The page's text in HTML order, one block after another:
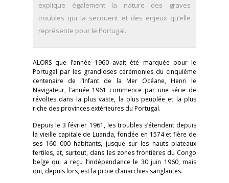
explique également la nature des graves
troubles qui la secouent et des enjeux qu’elle
représente pour le Portugal.
ALORS que l’année 1960 avait été marquée pour le
Portugal par les grandioses cérémonies du cinquième
centenaire de l’Infant de la Mer Océane, Henri le
Navigateur, l’année 1961 commence par une série de
révoltes dans la plus vaste, la plus peuplée et la plus
riche des provinces extérieures du Portugal.
Depuis le 3 février 1961, les troubles s’étendent depuis
la vieille capitale de Luanda, fondée en 1574 et fière de
ses 160 000 habitants, jusque sur les hauts plateaux
fertiles, et, surtout, dans les zones frontières du Congo
belge qui a reçu l’indépendance le 30 juin 1960, mais
qui, depuis lors, est la proie d’anarchies sanglantes.